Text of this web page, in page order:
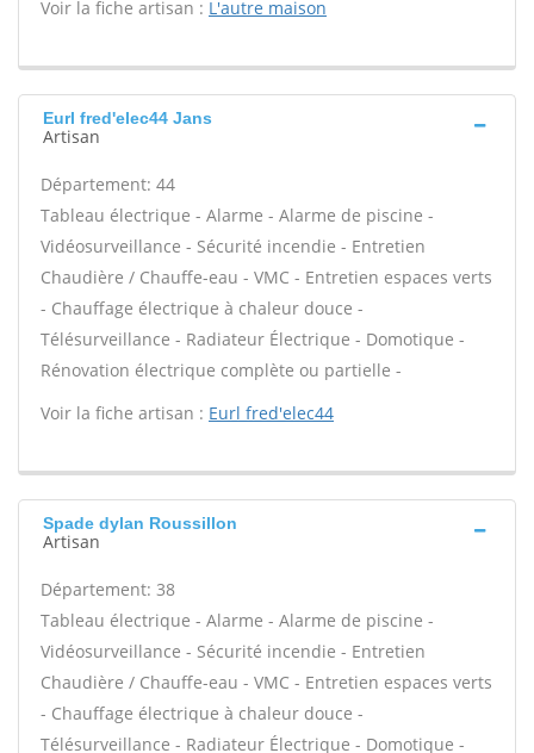
Voir la fiche artisan : L'autre maison
Eurl fred'elec44 Jans
Artisan
Département: 44
Tableau électrique - Alarme - Alarme de piscine -
Vidéosurveillance - Sécurité incendie - Entretien
Chaudière / Chauffe-eau - VMC - Entretien espaces verts
- Chauffage électrique à chaleur douce -
Télésurveillance - Radiateur Électrique - Domotique -
Rénovation électrique complète ou partielle -
Voir la fiche artisan : Eurl fred'elec44
Spade dylan Roussillon
Artisan
Département: 38
Tableau électrique - Alarme - Alarme de piscine -
Vidéosurveillance - Sécurité incendie - Entretien
Chaudière / Chauffe-eau - VMC - Entretien espaces verts
- Chauffage électrique à chaleur douce -
Télésurveillance - Radiateur Électrique - Domotique -